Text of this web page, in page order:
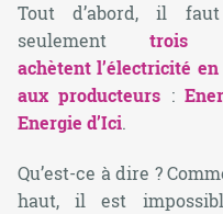
Tout d’abord, il
seulementtrois
achètent l’électricité
aux producteurs :
Energie d’Ici.
Qu’est-ce à dire ?
haut, il est